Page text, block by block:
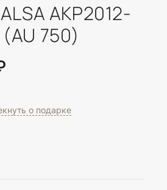
AKP2012-
750)
о подарке